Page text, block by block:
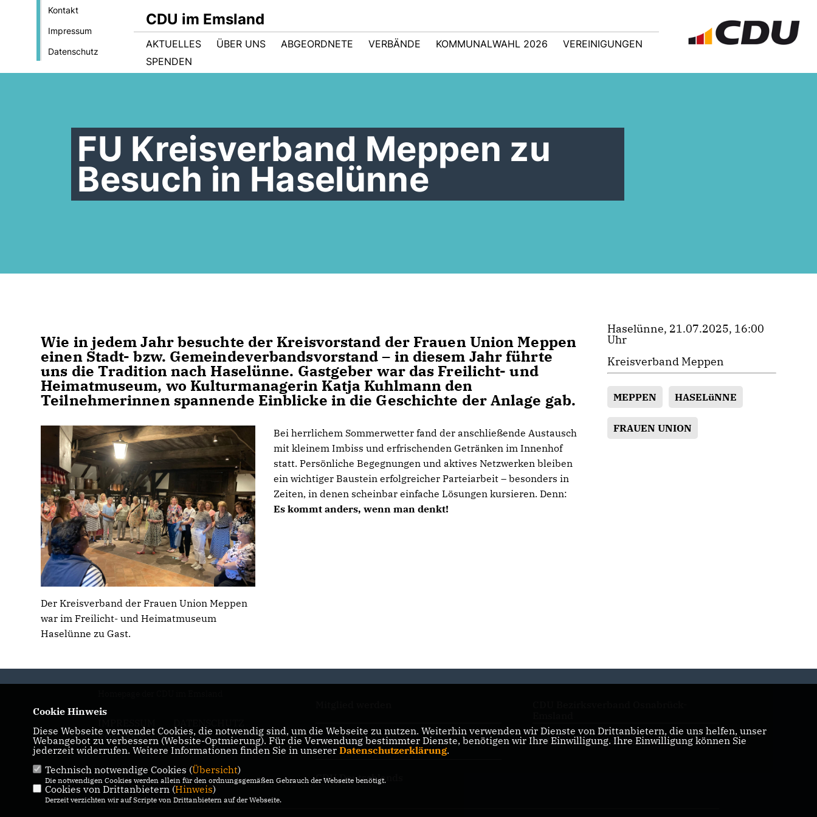
Kontakt
Impressum
Datenschutz
CDU im Emsland
AKTUELLES ÜBER UNS ABGEORDNETE VERBÄNDE KOMMUNALWAHL 2026
VEREINIGUNGEN
SPENDEN
FU Kreisverband Meppen zu
Besuch in Haselünne
Wie in jedem Jahr besuchte der Kreisvorstand der Frauen Union Meppen
einen Stadt- bzw. Gemeindeverbandsvorstand – in diesem Jahr führte
uns die Tradition nach Haselünne. Gastgeber war das Freilicht- und
Heimatmuseum, wo Kulturmanagerin Katja Kuhlmann den
Teilnehmerinnen spannende Einblicke in die Geschichte der Anlage gab.
Der Kreisverband der Frauen Union Meppen
war im Freilicht- und Heimatmuseum
Haselünne zu Gast.
Bei herrlichem Sommerwetter fand der anschließende Austausch
mit kleinem Imbiss und erfrischenden Getränken im Innenhof
statt. Persönliche Begegnungen und aktives Netzwerken bleiben
ein wichtiger Baustein erfolgreicher Parteiarbeit – besonders in
Zeiten, in denen scheinbar einfache Lösungen kursieren. Denn:
Es kommt anders, wenn man denkt!
Haselünne, 21.07.2025, 16:00
Uhr
Kreisverband Meppen
MEPPEN HASELüNNE
FRAUEN UNION
KONTAKT
CDU in Niedersachsen
CDU Deutschlands
CDU Kreistagsfraktion Emsland
Cookie Hinweis
Diese Webseite verwendet Cookies, die notwendig sind, um die Webseite zu nutzen. Weiterhin verwenden wir Dienste von Drittanbietern, die uns helfen, unser
Webangebot zu verbessern (Website-Optmierung). Für die Verwendung bestimmter Dienste, benötigen wir Ihre Einwilligung. Ihre Einwilligung können Sie
jederzeit widerrufen. Weitere Informationen finden Sie in unserer Datenschutzerklärung.
Technisch notwendige Cookies (Übersicht)
Die notwendigen Cookies werden allein für den ordnungsgemäßen Gebrauch der Webseite benötigt.
Cookies von Drittanbietern (Hinweis)
Derzeit verzichten wir auf Scripte von Drittanbietern auf der Webseite.